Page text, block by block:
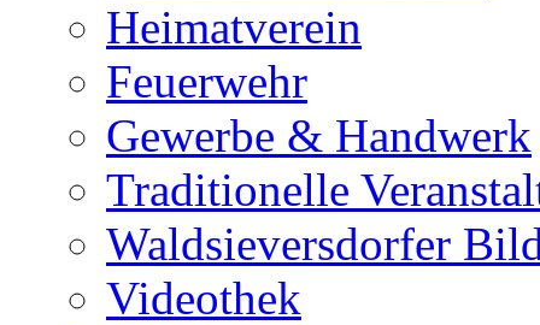
Heimatverein
Feuerwehr
Gewerbe & Handwerk
Traditionelle
Waldsieversdorfer
Videothek